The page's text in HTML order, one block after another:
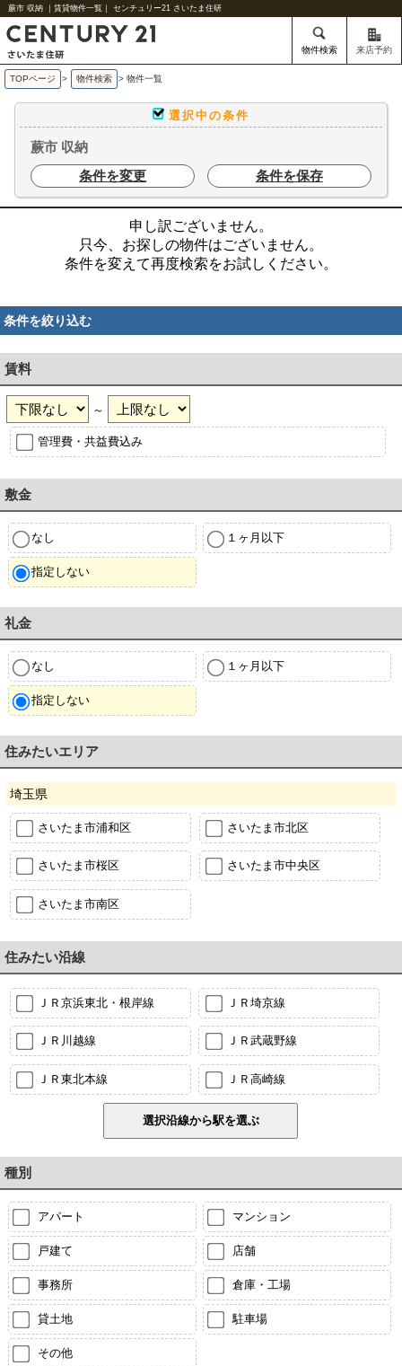
蕨市 収納 ｜賃貸物件一覧｜ センチュリー21 さいたま住研
物件検索 来店予約
TOPページ > 物件検索 > 物件一覧
選択中の条件
蕨市 収納
条件を変更
条件を保存
申し訳ございません。
只今、お探しの物件はございません。
条件を変えて再度検索をお試しください。
条件を絞り込む
賃料
～
管理費・共益費込み
敷金
なし １ヶ月以下
指定しない
礼金
なし １ヶ月以下
指定しない
住みたいエリア
埼玉県
さいたま市浦和区 さいたま市北区
さいたま市桜区 さいたま市中央区
さいたま市南区
住みたい沿線
ＪＲ京浜東北・根岸線 ＪＲ埼京線
ＪＲ川越線 ＪＲ武蔵野線
ＪＲ東北本線 ＪＲ高崎線
種別
アパート マンション
戸建て 店舗
事務所 倉庫・工場
貸土地 駐車場
その他